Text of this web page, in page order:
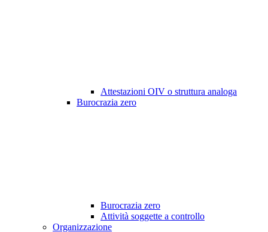
Attestazioni OIV o struttura analoga
Burocrazia zero
Burocrazia zero
Attività soggette a controllo
Organizzazione